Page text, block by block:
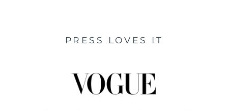
PRESS LOVES IT